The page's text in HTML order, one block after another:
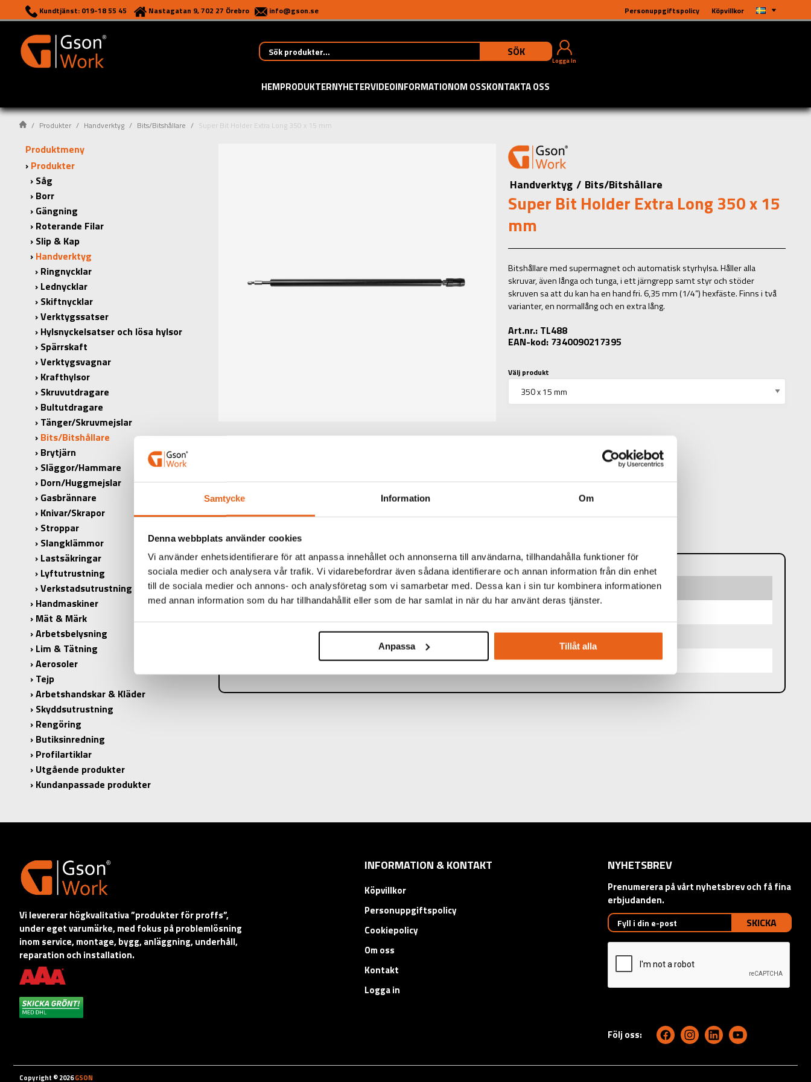
Samtycke Information Om
Denna webbplats använder cookies
Vi använder enhetsidentifierare för att anpassa innehållet och annonserna till användarna, tillhandahålla funktioner för
sociala medier och analysera vår trafik. Vi vidarebefordrar även sådana identifierare och annan information från din enhet
till de sociala medier och annons- och analysföretag som vi samarbetar med. Dessa kan i sin tur kombinera informationen
med annan information som du har tillhandahållit eller som de har samlat in när du har använt deras tjänster.
Anpassa Tillåt alla
Personuppgiftspolicy Köpvillkor
Kundtjänst: 019-18 55 45 Nastagatan 9, 702 27 Örebro info@gson.se
SÖK
Logga In
HEMPRODUKTERNYHETERVIDEOINFORMATIONOM OSSKONTAKTA OSS
Produkter Handverktyg Bits/Bitshållare Super Bit Holder Extra Long 350 x 15 mm
Produktmeny
Produkter
Såg
Borr
Gängning
Roterande Filar
Slip & Kap
Handverktyg
Ringnycklar
Lednycklar
Skiftnycklar
Verktygssatser
Hylsnyckelsatser och lösa hylsor
Spärrskaft
Verktygsvagnar
Krafthylsor
Skruvutdragare
Bultutdragare
Tänger/Skruvmejslar
Bits/Bitshållare
Brytjärn
Släggor/Hammare
Dorn/Huggmejslar
Gasbrännare
Knivar/Skrapor
Stroppar
Slangklämmor
Lastsäkringar
Lyftutrustning
Verkstadsutrustning
Handmaskiner
Mät & Märk
Arbetsbelysning
Lim & Tätning
Aerosoler
Tejp
Arbetshandskar & Kläder
Skyddsutrustning
Rengöring
Butiksinredning
Profilartiklar
Utgående produkter
Kundanpassade produkter
Handverktyg / Bits/Bitshållare
Super Bit Holder Extra Long 350 x 15
mm
Bitshållare med supermagnet och automatisk styrhylsa. Håller alla
skruvar, även långa och tunga, i ett järngrepp samt styr och stöder
skruven sa att du kan ha en hand fri. 6,35 mm (1/4”) hexfäste. Finns i två
varianter, en normallång och en extra lång.
Art.nr.: TL488
EAN-kod: 7340090217395
Välj produkt
PRODUKTINFORMATION
350 x 15 mm
15/60 st
Vi levererar högkvalitativa ”produkter för proffs”,
under eget varumärke, med fokus på problemlösning
inom service, montage, bygg, anläggning, underhåll,
reparation och installation.
INFORMATION & KONTAKT
Köpvillkor
Personuppgiftspolicy
Cookiepolicy
Om oss
Kontakt
Logga in
NYHETSBREV
Prenumerera på vårt nyhetsbrev och få fina
erbjudanden.
SKICKA
Följ oss:
Copyright © 2026GSON